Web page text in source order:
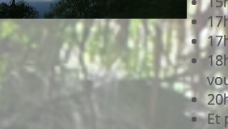
Et
Et